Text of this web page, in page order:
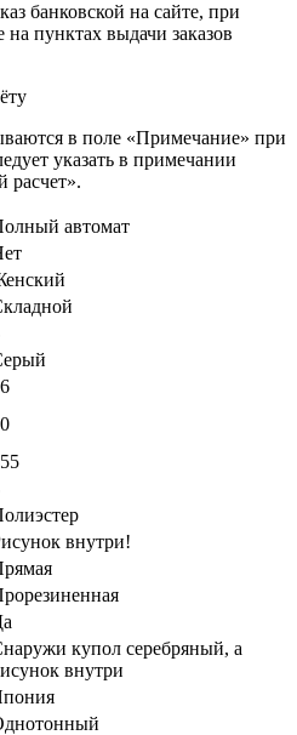
банковской на сайте, при
пунктах выдачи заказов
в поле «Примечание» при
указать в примечании
расчет».
автомат
внутри!
купол серебряный, а
внутри